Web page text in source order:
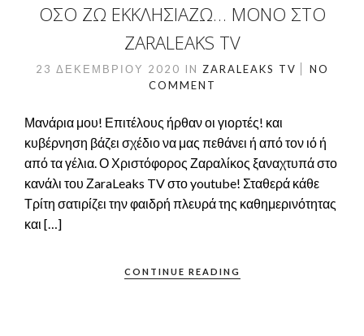
ΟΣΟ ΖΩ ΕΚΚΛΗΣΙΑΖΏ… ΜΌΝΟ ΣΤΟ
ΖARALEAKS TV
23 ΔΕΚΕΜΒΡΊΟΥ 2020 IN ZARALEAKS TV
NO
COMMENT
Μανάρια μου! Επιτέλους ήρθαν οι γιορτές! και
κυβέρνηση βάζει σχέδιο να μας πεθάνει ή από τον ιό ή
από τα γέλια. Ο Χριστόφορος Ζαραλίκος ξαναχτυπά στο
κανάλι του ΖaraLeaks TV στο youtube! Σταθερά κάθε
Τρίτη σατιρίζει την φαιδρή πλευρά της καθημερινότητας
και […]
CONTINUE READING